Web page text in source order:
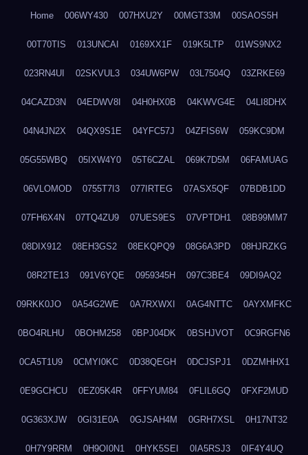
Home 006WY430 007HXU2Y 00MGT33M 00SAOS5H
00T70TIS 013UNCAI 0169XX1F 019K5LTP 01WS9NX2
023RN4UI 02SKVUL3 034UW6PW 03L7504Q 03ZRKE69
04CAZD3N 04EDWV8I 04H0HX0B 04KWVG4E 04LI8DHX
04N4JN2X 04QX9S1E 04YFC57J 04ZFIS6W 059KC9DM
05G55WBQ 05IXW4Y0 05T6CZAL 069K7D5M 06FAMUAG
06VLOMOD 0755T7I3 077IRTEG 07ASX5QF 07BDB1DD
07FH6X4N 07TQ4ZU9 07UES9ES 07VPTDH1 08B99MM7
08DIX912 08EH3GS2 08EKQPQ9 08G6A3PD 08HJRZKG
08R2TE13 091V6YQE 0959345H 097C3BE4 09DI9AQ2
09RKK0JO 0A54G2WE 0A7RXWXI 0AG4NTTC 0AYXMFKC
0BO4RLHU 0BOHM258 0BPJ04DK 0BSHJVOT 0C9RGFN6
0CA5T1U9 0CMYI0KC 0D38QEGH 0DCJSPJ1 0DZMHHX1
0E9GCHCU 0EZ05K4R 0FFYUM84 0FLIL6GQ 0FXF2MUD
0G363XJW 0GI31E0A 0GJSAH4M 0GRH7XSL 0H17NT32
0H7Y9RRM 0H9OI0N1 0HYK5SEI 0IA5RSJ3 0IF4Y4UQ